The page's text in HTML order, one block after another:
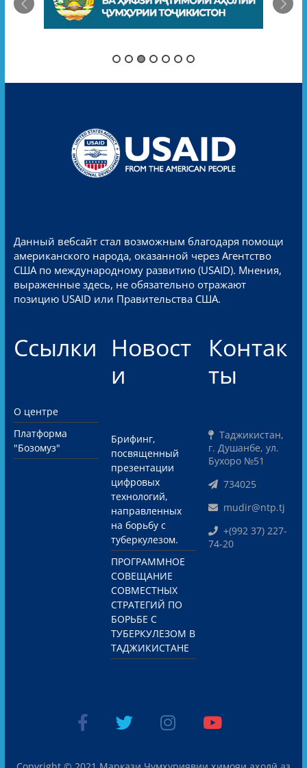
Данный вебсайт стал возможным благодаря помощи
американского народа, оказанной через Агентство
США по международному развитию (USAID). Мнения,
выраженные здесь, не обязательно отражают
позицию USAID или Правительства США.
Ссылки
О центре
Платформа
"Бозомуз"
Новост
и
Брифинг,
посвященный
презентации
цифровых
технологий,
направленных
на борьбу с
туберкулезом.
ПРОГРАММНОЕ
СОВЕЩАНИЕ
СОВМЕСТНЫХ
СТРАТЕГИЙ ПО
БОРЬБЕ С
ТУБЕРКУЛЕЗОМ В
ТАДЖИКИСТАНЕ
Контак
ты
Таджикистан,
г. Душанбе, ул.
Бухоро №51
734025
mudir@ntp.tj
+(992 37) 227-
74-20